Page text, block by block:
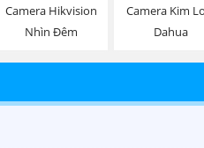
Camera Hikvision
Nhìn Đêm
Camera Kim
Dahua